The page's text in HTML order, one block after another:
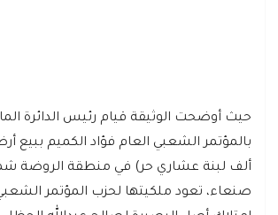
حيث أوضحت الوثيقة قيام رئيس الدائرة
ألف لبنة عشاري حر) في منطقة الروضة
صنعاء، تعود ملكيتها لحزب المؤتمر